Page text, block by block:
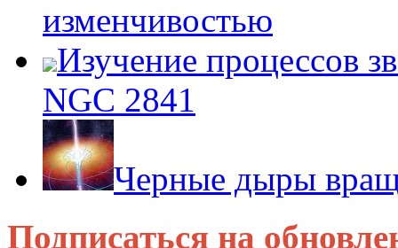
изменчивостью
Изучение процессов
NGC 2841
Черные дыры
Подписаться на